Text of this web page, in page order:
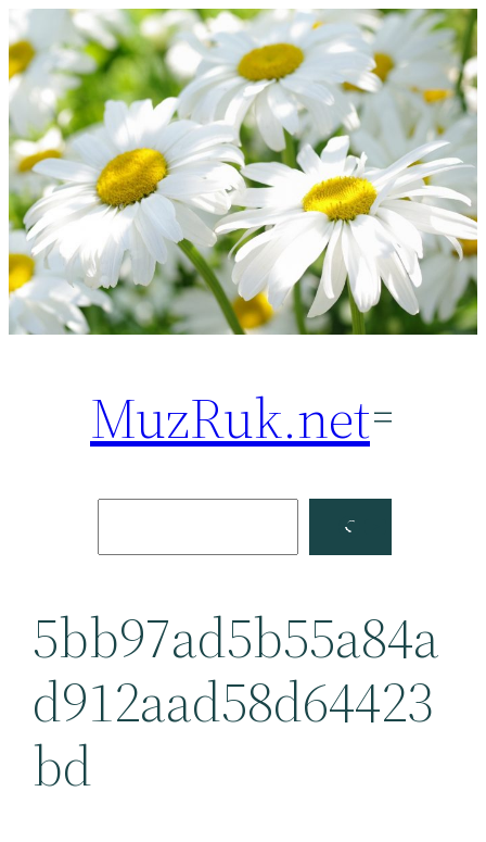
Перейти
к
содержимому
MuzRuk.net
Facebook
5bb97ad5b55a84a
d912aad58d64423
bd